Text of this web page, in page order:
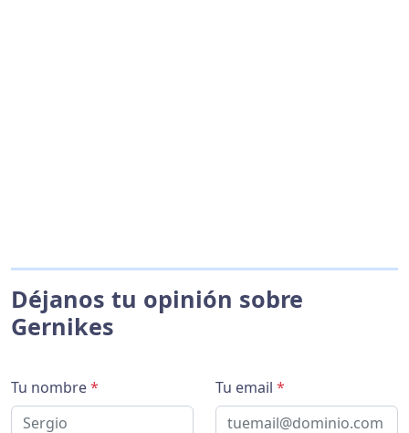
Déjanos tu opinión sobre
Gernikes
Tu nombre* Tu email *